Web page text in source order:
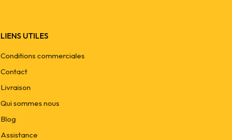
LIENS UTILES
Conditions commerciales
Contact
Livraison
Qui sommes nous
Blog
Assistance